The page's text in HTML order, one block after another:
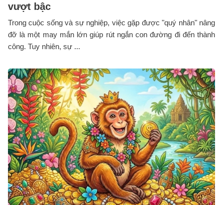
vượt bậc
Trong cuộc sống và sự nghiệp, việc gặp được "quý nhân" nâng
đỡ là một may mắn lớn giúp rút ngắn con đường đi đến thành
công. Tuy nhiên, sự ...